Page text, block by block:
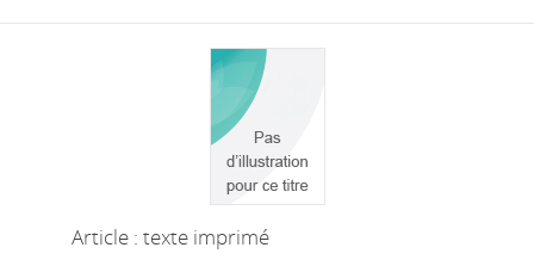
Article : texte imprimé